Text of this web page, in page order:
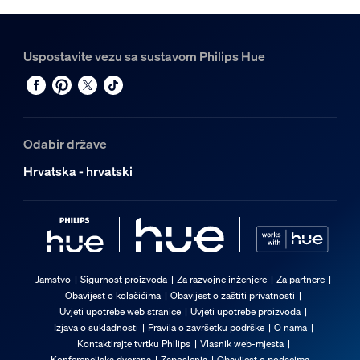
Uspostavite vezu sa sustavom Philips Hue
Odabir države
Hrvatska - hrvatski
Jamstvo Sigurnost proizvoda Za razvojne inženjere
Za partnere
Obavijest o kolačićima
Obavijest o zaštiti privatnosti
Uvjeti upotrebe web stranice
Uvjeti upotrebe proizvoda
Izjava o sukladnosti
Pravila o završetku podrške
O nama
Kontaktirajte tvrtku Philips
Vlasnik web-mjesta